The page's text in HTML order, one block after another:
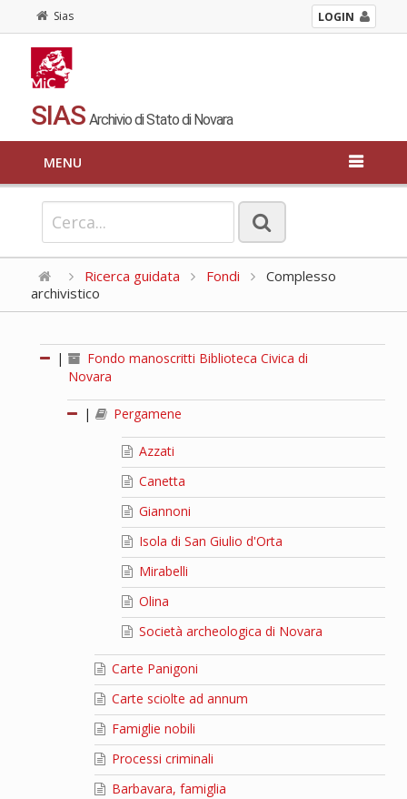
Sias LOGIN
SIAS Archivio di Stato di Novara
MENU
Ricerca guidata Fondi
Complesso
archivistico
|
Fondo manoscritti Biblioteca Civica di
Novara
| Pergamene
Azzati
Canetta
Giannoni
Isola di San Giulio d'Orta
Mirabelli
Olina
Società archeologica di Novara
Carte Panigoni
Carte sciolte ad annum
Famiglie nobili
Processi criminali
Barbavara, famiglia